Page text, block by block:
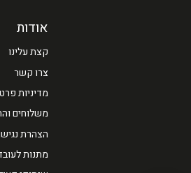
אודות
קצת עלינו
צרו קשר
מדיניות
משלוחים
הצהרת
מתנות